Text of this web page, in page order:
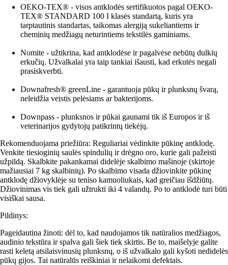
OEKO-TEX® - visos antklodės sertifikuotos pagal OEKO-
TEX® STANDARD 100 I klasės standartą, kuris yra
tarptautinis standartas, taikomas alergiją sukeliantiems ir
cheminių medžiagų neturintiems tekstilės gaminiams.
Nomite - užtikrina, kad antklodėse ir pagalvėse nebūtų dulkių
erkučių. Užvalkalai yra taip tankiai išausti, kad erkutės negali
prasiskverbti.
Downafresh® greenLine - garantuoja pūkų ir plunksnų švarą,
neleidžia veistis pelėsiams ar bakterijoms.
Downpass - plunksnos ir pūkai gaunami tik iš Europos ir iš
veterinarijos gydytojų patikrintų tiekėjų.
Rekomenduojama priežiūra: Reguliariai vėdinkite pūkinę antklodę.
Venkite tiesioginių saulės spindulių ir drėgno oro, kurie gali pažeisti
užpildą. Skalbkite pakankamai didelėje skalbimo mašinoje (skirtoje
mažiausiai 7 kg skalbinių). Po skalbimo visada džiovinkite pūkinę
antklodę džiovyklėje su teniso kamuoliukais, kad greičiau išdžiūtų.
Džiovinimas vis tiek gali užtrukti iki 4 valandų. Po to antklodė turi būti
visiškai sausa.
Pildinys:
Pageidautina žinoti: dėl to, kad naudojamos tik natūralios medžiagos,
audinio tekstūra ir spalva gali šiek tiek skirtis. Be to, maišelyje galite
rasti keletą atsilaisvinusių plunksnų, o iš užvalkalo gali kyšoti nedidelės
pūkų gijos. Tai natūralūs reiškiniai ir nelaikomi defektais.